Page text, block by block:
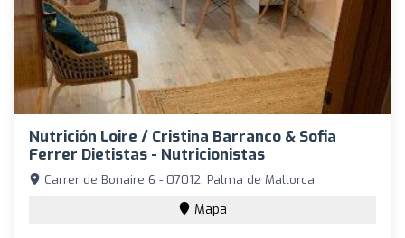
Nutrición Loire / Cristina Barranco & Sofia
Ferrer Dietistas - Nutricionistas
Carrer de Bonaire 6 - 07012, Palma de Mallorca
Mapa